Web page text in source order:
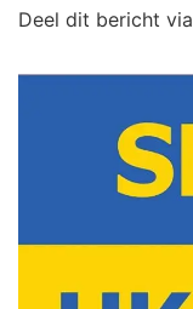
Deel dit bericht via